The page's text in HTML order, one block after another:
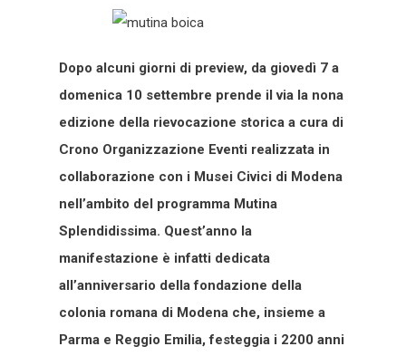
Dopo alcuni giorni di preview, da giovedì 7 a
domenica 10 settembre prende il via la nona
edizione della rievocazione storica a cura di
Crono Organizzazione Eventi realizzata in
collaborazione con i Musei Civici di Modena
nell’ambito del programma Mutina
Splendidissima. Quest’anno la
manifestazione è infatti dedicata
all’anniversario della fondazione della
colonia romana di Modena che, insieme a
Parma e Reggio Emilia, festeggia i 2200 anni